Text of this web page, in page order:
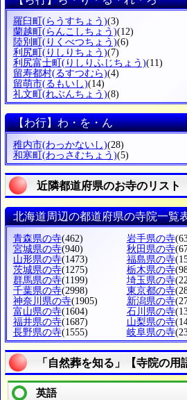
羅臼町 (らうすちょう)(3)
蘭越町 (らんこしちょう)(12)
陸別町 (りくべつちょう)(6)
利尻町 (りしりちょう)(7)
利尻富士町 (りしりふじちょう)(11)
留寿都村(るすつむら)(4)
留萌市(るもいし)(14)
礼文町 (れぶんちょう)(8)
【わ行】わ・を・ん
稚内市(わっかないし)(28)
和寒町 (わっさむちょう)(5)
近隣都道府県のお寺のリスト
北海道周辺の都道府県の寺院一覧
青森県の寺(462) 岩手県の寺
宮城県の寺(940) 秋田県の寺
山形県の寺(1473) 福島県の寺
茨城県の寺(1275) 栃木県の寺
群馬県の寺(1199) 埼玉県の寺
千葉県の寺(2998) 東京都の寺
神奈川県の寺(1905) 新潟県の寺
富山県の寺(1604) 石川県の寺
福井県の寺(1687) 山梨県の寺
長野県の寺(1555) 岐阜県の寺
「自然葬を知る」【寺院の用
英語